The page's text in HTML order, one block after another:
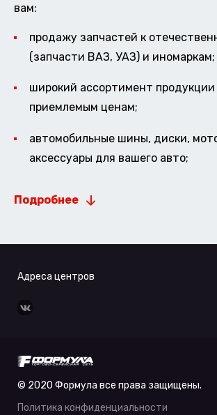
вам:
продажу запчастей к
(запчасти ВАЗ, УАЗ) и иномаркам;
широкий ассортимент продукции
приемлемым ценам;
автомобильные шины, диски,
аксессуары для вашего авто;
Подробнее
Адреса центров
© 2020 Формула все права защищены.
Политика конфиденциальности